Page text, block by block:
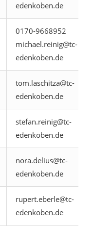
edenkoben.de
0170-9668952
michael.reinig@tc-
edenkoben.de
tom.laschitza@tc-
edenkoben.de
stefan.reinig@tc-
edenkoben.de
nora.delius@tc-
edenkoben.de
rupert.eberle@tc-
edenkoben.de